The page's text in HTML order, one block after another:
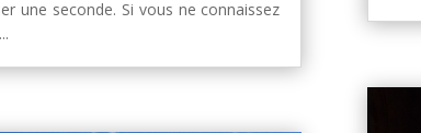
une seconde. Si vous ne connaissez